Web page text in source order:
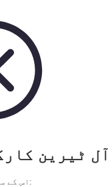
آل ٹیرین
اس کے ساتھ اشتراک کریں: